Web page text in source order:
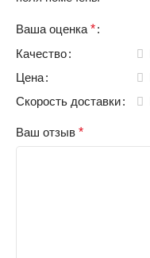
Ваша оценка *
Качество
Цена
Скорость доставки
Ваш отзыв *